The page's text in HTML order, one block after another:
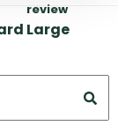
review
Large